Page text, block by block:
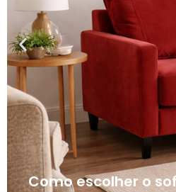
Como escolher o